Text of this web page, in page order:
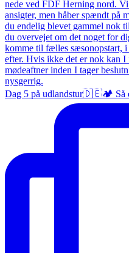
Dag 5 på udlandstur🇩🇪🏕️ Så